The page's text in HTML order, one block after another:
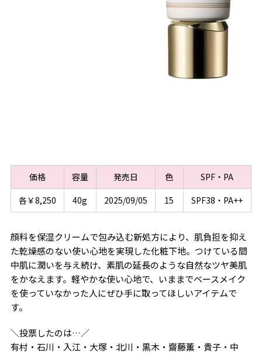
価格 容量 発売日 色
SPF・PA
各￥8,250
40g 2025/09/05 15 SPF38・PA++
顔料を保湿クリームで包み込む新処方により、肌負担を抑え
た乾燥感のない使い心地を実現した化粧下地。つけている間
中肌に潤いを与え続け、素肌の延長のような自然なツヤ美肌
をかなえます。軽やかな使い心地で、いままでベースメイク
を使っていなかった人にぜひ手に取ってほしいアイテムで
す。
＼投票したのは…／
有村・石川・入江・大塚・北川・黒木・齋藤薫・貴子・中